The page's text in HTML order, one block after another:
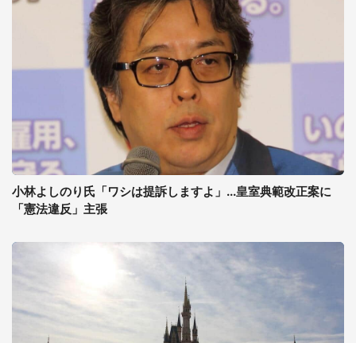
小林よしのり氏「ワシは提訴しますよ」...皇室典範改正案に
「憲法違反」主張